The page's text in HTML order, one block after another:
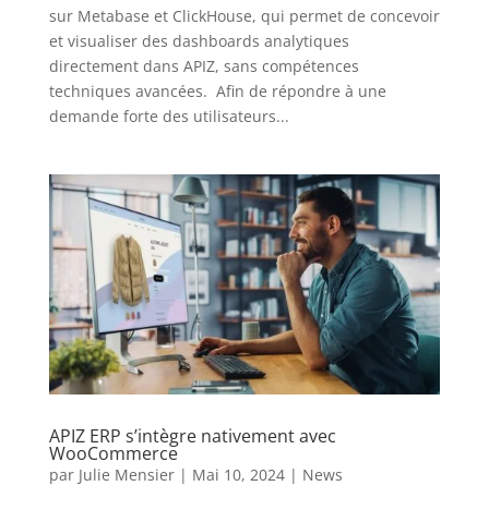
sur Metabase et ClickHouse, qui permet de concevoir
et visualiser des dashboards analytiques
directement dans APIZ, sans compétences
techniques avancées. Afin de répondre à une
demande forte des utilisateurs...
APIZ ERP s’intègre nativement avec
WooCommerce
par Julie Mensier| Mai 10, 2024| News